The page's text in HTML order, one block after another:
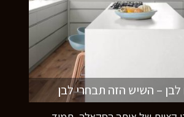
– השיש הזה תבחרי לבן